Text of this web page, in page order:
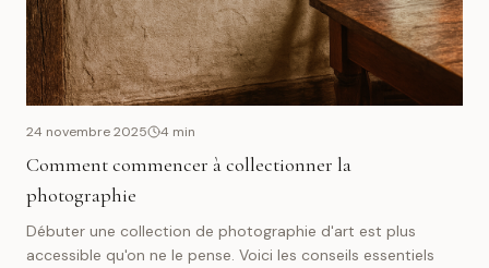
24 novembre 2025 4 min
Comment commencer à collectionner la
photographie
Débuter une collection de photographie d'art est plus
accessible qu'on ne le pense. Voici les conseils essentiels